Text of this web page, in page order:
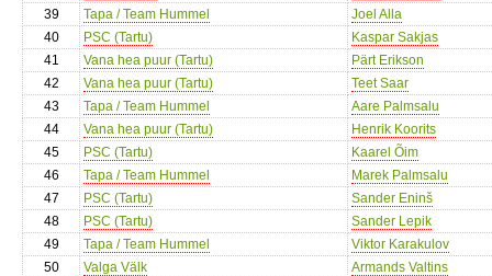
39
Tapa / Team Hummel
Joel Alla
40
PSC (Tartu)
Kaspar Sakjas
41
Vana hea puur (Tartu)
Pärt Erikson
42
Vana hea puur (Tartu)
Teet Saar
43
Tapa / Team Hummel
Aare Palmsalu
44
Vana hea puur (Tartu)
Henrik Koorits
45
PSC (Tartu)
Kaarel Õim
46
Tapa / Team Hummel
Marek Palmsalu
47
PSC (Tartu)
Sander Eninš
48
PSC (Tartu)
Sander Lepik
49
Tapa / Team Hummel
Viktor Karakulov
50
Valga Välk
Armands Valtins